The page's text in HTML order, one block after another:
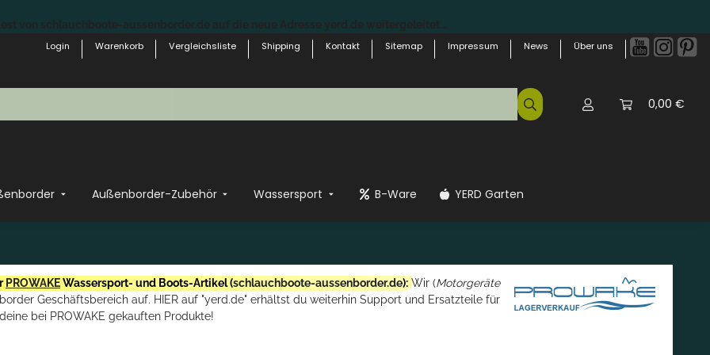
Login
Warenkorb Vergleichsliste Shipping Kontakt Sitemap Impressum News Über uns
0,00 €
Außenborder-Zubehör Wassersport B-Ware YERD Garten
PROWAKEWassersport- und Boots-Artikel (schlauchboote-aussenborder.de): Wir (Motorgeräte
Geschäftsbereich auf. HIER auf "yerd.de" erhältst du weiterhin Support und Ersatzteile für
deine bei PROWAKE gekauften Produkte!